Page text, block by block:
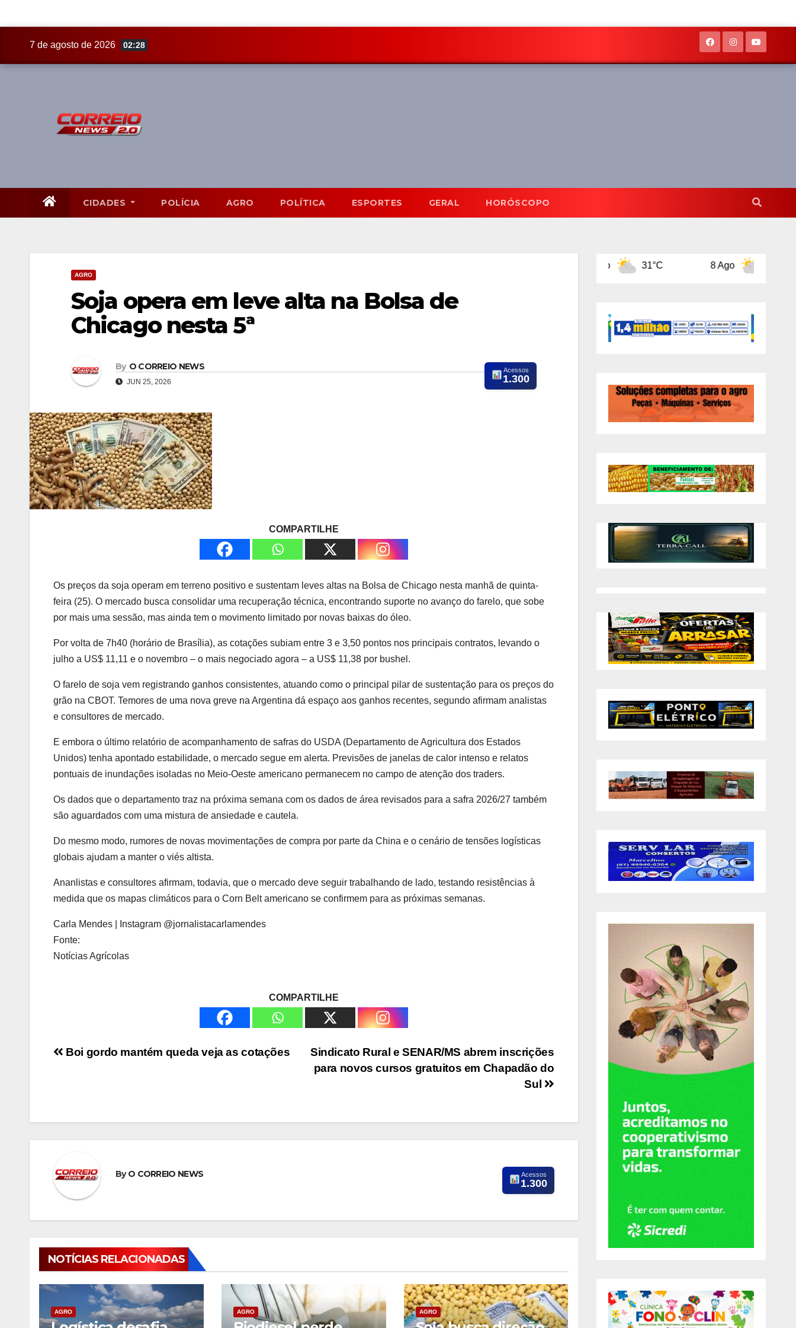
7 de agosto de 2026 02:28
CIDADES POLÍCIA AGRO POLÍTICA ESPORTES GERAL HORÓSCOPO
AGRO
Soja opera em leve alta na Bolsa de
Chicago nesta 5ª
By O CORREIO NEWS
JUN 25, 2026
Acessos
1.300
COMPARTILHE
Os preços da soja operam em terreno positivo e sustentam leves altas na Bolsa de Chicago nesta manhã de quinta-
feira (25). O mercado busca consolidar uma recuperação técnica, encontrando suporte no avanço do farelo, que sobe
por mais uma sessão, mas ainda tem o movimento limitado por novas baixas do óleo.
Por volta de 7h40 (horário de Brasília), as cotações subiam entre 3 e 3,50 pontos nos principais contratos, levando o
julho a US$ 11,11 e o novembro – o mais negociado agora – a US$ 11,38 por bushel.
O farelo de soja vem registrando ganhos consistentes, atuando como o principal pilar de sustentação para os preços do
grão na CBOT. Temores de uma nova greve na Argentina dá espaço aos ganhos recentes, segundo afirmam analistas
e consultores de mercado.
E embora o último relatório de acompanhamento de safras do USDA (Departamento de Agricultura dos Estados
Unidos) tenha apontado estabilidade, o mercado segue em alerta. Previsões de janelas de calor intenso e relatos
pontuais de inundações isoladas no Meio-Oeste americano permanecem no campo de atenção dos traders.
Os dados que o departamento traz na próxima semana com os dados de área revisados para a safra 2026/27 também
são aguardados com uma mistura de ansiedade e cautela.
Do mesmo modo, rumores de novas movimentações de compra por parte da China e o cenário de tensões logísticas
globais ajudam a manter o viés altista.
Ananlistas e consultores afirmam, todavia, que o mercado deve seguir trabalhando de lado, testando resistências à
medida que os mapas climáticos para o Corn Belt americano se confirmem para as próximas semanas.
Carla Mendes | Instagram @jornalistacarlamendes
Fonte:
Notícias Agrícolas
COMPARTILHE
Navegação
Sindicato Rural e SENAR/MS abrem inscrições
para novos cursos gratuitos em Chapadão do
Sul
Boi gordo mantém queda veja as cotações
ByO CORREIO NEWS Acessos
1.300
NOTÍCIAS RELACIONADAS
AGRO AGRO AGRO
31°C 31°C